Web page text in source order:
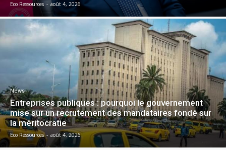
Eco Ressources - août 4, 2026
News
Entreprises publiques : pourquoi le gouvernement
mise sur un recrutement des mandataires fondé sur
la méritocratie
Eco Ressources - août 4, 2026